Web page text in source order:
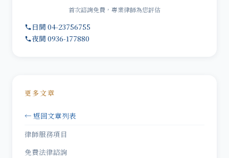
首次諮詢免費，專業律師為您評估
日間 04-23756755
夜間 0936-177880
更多文章
← 返回文章列表
律師服務項目
免費法律諮詢